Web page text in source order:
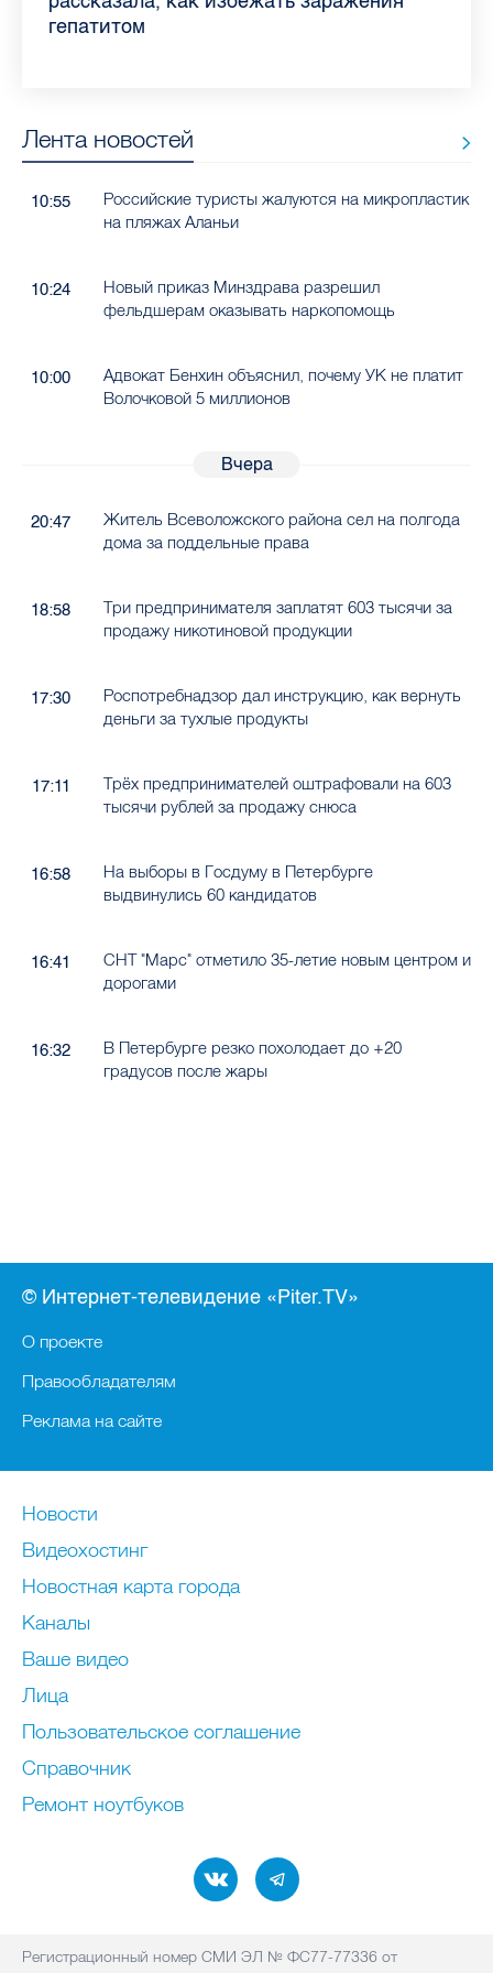
гепатитом
Лента новостей
10:55
Российские туристы жалуются на микропластик
на пляжах Аланьи
10:24
Новый приказ Минздрава разрешил
фельдшерам оказывать наркопомощь
10:00
Адвокат Бенхин объяснил, почему УК не платит
Волочковой 5 миллионов
Вчера
20:47
Житель Всеволожского района сел на полгода
дома за поддельные права
18:58
Три предпринимателя заплатят 603 тысячи за
продажу никотиновой продукции
17:30
Роспотребнадзор дал инструкцию, как вернуть
деньги за тухлые продукты
17:11
Трёх предпринимателей оштрафовали на 603
тысячи рублей за продажу снюса
16:58
На выборы в Госдуму в Петербурге
выдвинулись 60 кандидатов
16:41
СНТ "Марс" отметило 35-летие новым центром и
дорогами
16:32
В Петербурге резко похолодает до +20
градусов после жары
© Интернет-телевидение «Piter.TV»
О проекте
Правообладателям
Реклама на сайте
Новости
Видеохостинг
Новостная карта города
Каналы
Ваше видео
Лица
Пользовательское соглашение
Справочник
Ремонт нoутбуков
Регистрационный номер СМИ ЭЛ № ФС77-77336 от